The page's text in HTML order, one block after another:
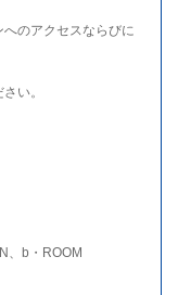
のアクセスならびに
い。
、b・ROOM